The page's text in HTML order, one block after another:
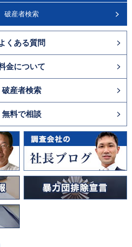
破産者検索
くある質問
金について
破産者検索
無料で相談